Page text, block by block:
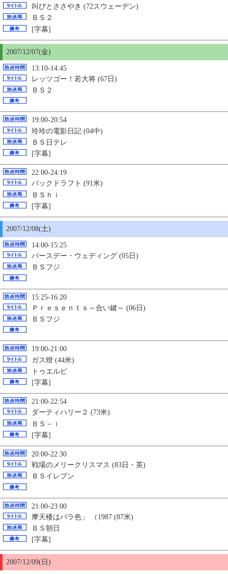
叫びとささやき (72スウェーデン)
ＢＳ２
[字幕]
2007/12/07(金)
13:10-14:45
レッツゴー！若大将 (67日)
ＢＳ２
19:00-20:54
玲玲の電影日記 (04中)
ＢＳ日テレ
[字幕]
22:00-24:19
バックドラフト (91米)
ＢＳｈｉ
[字幕]
2007/12/08(土)
14:00-15:25
バースデー・ウェディング (05日)
ＢＳフジ
15:25-16:20
Ｐｒｅｓｅｎｔｓ～合い鍵～ (06日)
ＢＳフジ
19:00-21:00
ガス燈 (44米)
トゥエルビ
[字幕]
21:00-22:54
ダーティハリー２ (73米)
ＢＳ－ｉ
[字幕]
20:00-22:30
戦場のメリークリスマス (83日・英)
ＢＳイレブン
21:00-23:00
摩天楼はバラ色」 （1987 (87米)
ＢＳ朝日
[字幕]
2007/12/09(日)